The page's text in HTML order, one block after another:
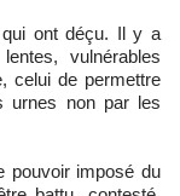
ont déçu. Il y a
vulnérables
celui de permettre
urnes non par les
pouvoir imposé du